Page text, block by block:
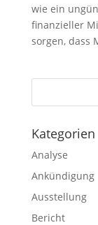
wie ein
finanzieller
sorgen, dass
Kategorien
Analyse
Ankündigung
Ausstellung
Bericht